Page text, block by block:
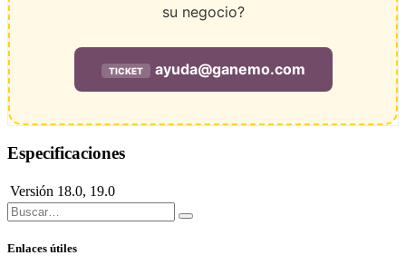
su negocio?
TICKET ayuda@ganemo.com
Especificaciones
Versión 18.0, 19.0
Enlaces útiles